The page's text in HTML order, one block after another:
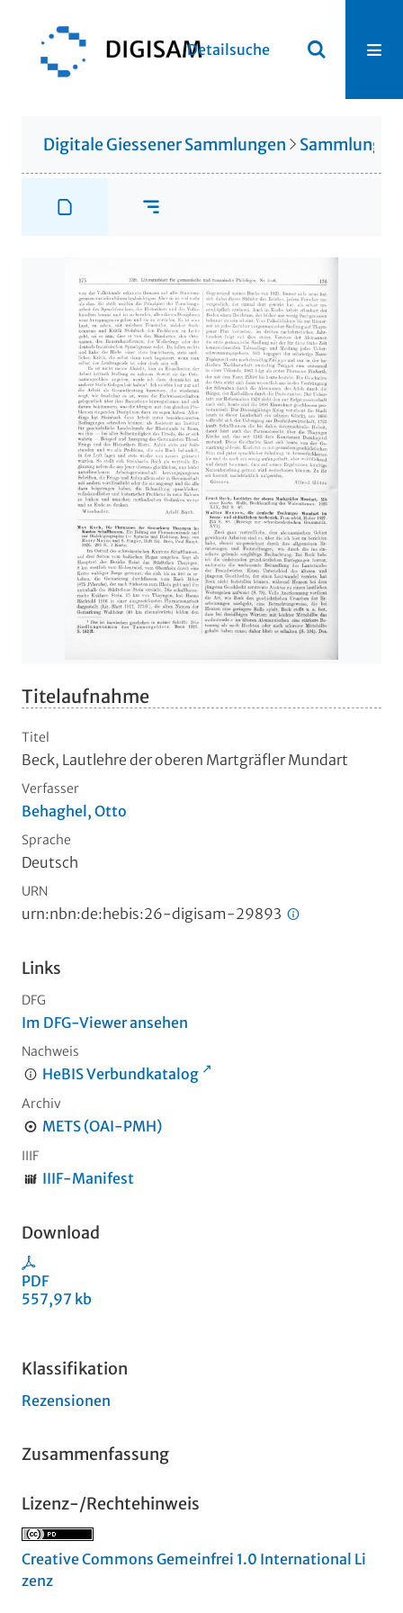
Detailsuche
Digitale Giessener Sammlungen Sammlung
Titelaufnahme
Titel
Beck, Lautlehre der oberen Martgräfler Mundart
Verfasser
Behaghel, Otto
Sprache
Deutsch
URN
urn:nbn:de:hebis:26-digisam-29893
Links
DFG
Im DFG-Viewer ansehen
Nachweis
HeBIS Verbundkatalog
Archiv
METS (OAI-PMH)
IIIF
IIIF-Manifest
Download
PDF
557,97 kb
Klassifikation
Rezensionen
Zusammenfassung
Lizenz-/Rechtehinweis
Creative Commons Gemeinfrei 1.0 International Li
zenz